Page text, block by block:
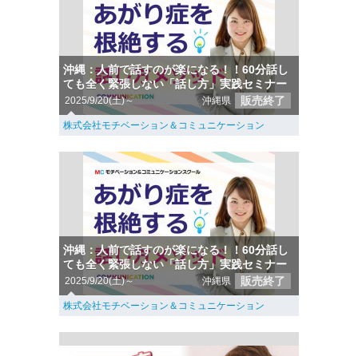
沖縄：人前で話すのが楽になる！！60分話し
ても全く緊張しない「話し方」実践セミナー
2025/9/20(土)～ 沖縄県 販売終了
株式会社モチベーション＆コミュニケーション
沖縄：人前で話すのが楽になる！！60分話し
ても全く緊張しない「話し方」実践セミナー
2025/9/20(土)～ 沖縄県 販売終了
株式会社モチベーション＆コミュニケーション